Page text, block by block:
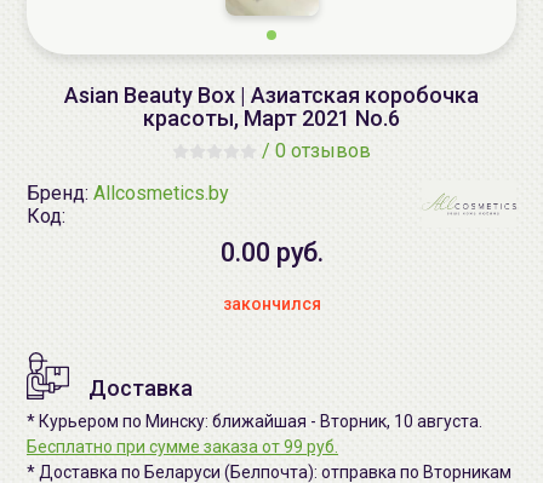
Asian Beauty Box | Азиатская коробочка
красоты, Март 2021 No.6
/ 0 отзывов
Бренд: Allcosmetics.by
Код:
0.00 руб.
закончился
Доставка
* Курьером по Минску: ближайшая - Вторник, 10 августа.
Бесплатно при сумме заказа от 99 руб.
* Доставка по Беларуси (Белпочта): отправка по Вторникам